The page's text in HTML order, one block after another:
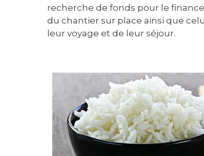
recherche de fonds pour le
du chantier sur place ainsi que
leur voyage et de leur séjour.